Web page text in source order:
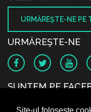
URMĂREŞTE-NE PE
URMĂREŞTE-NE
SUNTEM PE